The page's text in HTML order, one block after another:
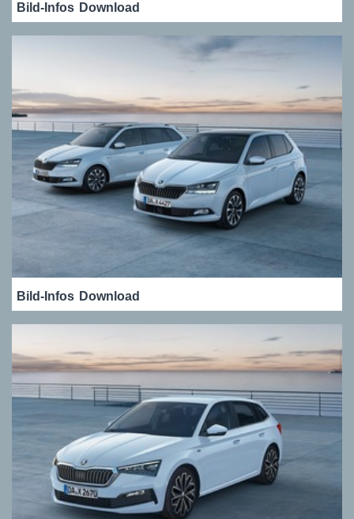
Bild-Infos Download
Bild-Infos Download